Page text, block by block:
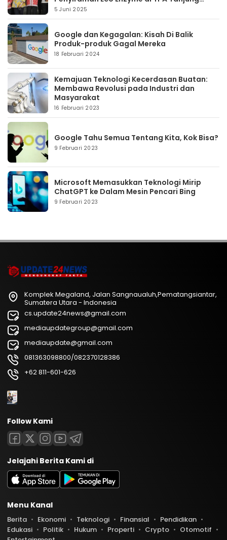
Pinggir
5 Juni 2025
Google dan Kegagalan: Kisah Di Balik
Produk-produk Gagal Mereka
18 Februari 2024
Kemajuan Teknologi Kecerdasan Buatan:
Membawa Revolusi pada Industri dan
Masyarakat
16 Februari 2023
Google Tahu Semua Tentang Kita, Kok Bisa?
9 Februari 2023
Microsoft Memasukkan Teknologi Mirip
ChatGPT ke Dalam Mesin Pencari Bing
9 Februari 2023
Komplek Megaland, Jalan Sangnaualuh,Pematangsiantar,
Sumatera Utara - Indonesia
cs.update24news@gmail.com
mediaupdategroup@gmail.com
mediaupdate@gmail.com
081363098800/082370128386
+62 811-601-626
Follow Kami
Jelajahi Berita Kami di
Menu Kanal
Berita Ekonomi Teknologi Finansial
Pendidikan
Edukasi
Politik Hukum Properti Crypto
Otomotif